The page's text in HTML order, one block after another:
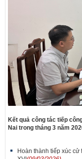
Kết quả công tác tiếp
Nai trong tháng 3 năm
Hoàn thành tiếp xúc